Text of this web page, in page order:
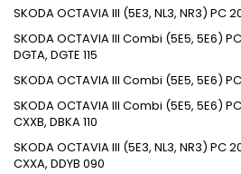
SKODAOCTAVIA III (5E3, NL3, NR3) PC
SKODAOCTAVIA III Combi (5E5, 5E6) PC
DGTA, DGTE 115
SKODAOCTAVIA III Combi (5E5, 5E6) PC
SKODAOCTAVIA III Combi (5E5, 5E6) PC
CXXB, DBKA110
SKODAOCTAVIA III (5E3, NL3, NR3) PC
CXXA, DDYB 090